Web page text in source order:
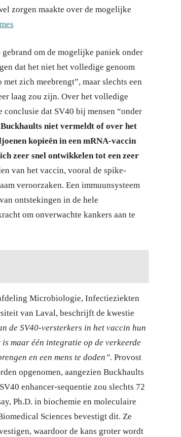
zorgen maakte over de mogelijke
om de mogelijke paniek onder
dat het niet het volledige genoom
zich meebrengt”, maar slechts een
laag zou zijn. Over het volledige
conclusie dat SV40 bij mensen “onder
niet vermeldt of over het
kopieën in een mRNA-vaccin
zeer snel ontwikkelen tot een zeer
van het vaccin, vooral de spike-
veroorzaken. Een immuunsysteem
ontstekingen in de hele
om onverwachte kankers aan te
Microbiologie, Infectieziekten
van Laval, beschrijft de kwestie
de SV40-versterkers in het vaccin hun
maar één integratie op de verkeerde
en een mens te doden”. Provost
opgenomen, aangezien Buckhaults
enhancer-sequentie zou slechts 72
Ph.D. in biochemie en moleculaire
Sciences bevestigt dit. Ze
waardoor de kans groter wordt